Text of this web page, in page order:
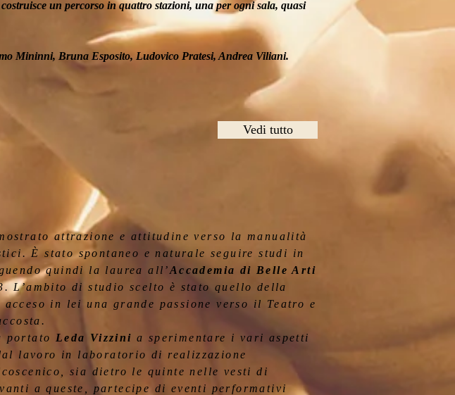
un percorso in quattro stazioni, una per ogni sala, quasi
Mininni, Bruna Esposito, Ludovico Pratesi, Andrea Viliani.
Vedi tutto
attrazione e attitudine verso la manualità
È stato spontaneo e naturale seguire studi in
quindi la laurea all’Accademia di Belle Arti
L’ambito di studio scelto è stato quello della
acceso in lei una grande passione verso il Teatro e
portato Leda Vizzini a sperimentare i vari aspetti
lavoro in laboratorio di realizzazione
sia dietro le quinte nelle vesti di
a queste, partecipe di eventi performativi